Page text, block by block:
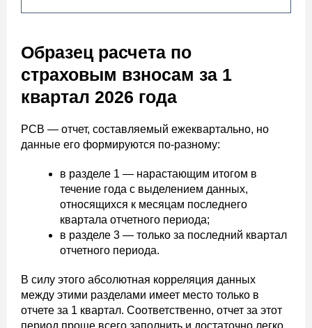
Образец расчета по
страховым взносам за 1
квартал 2026 года
РСВ — отчет, составляемый ежеквартально, но
данные его формируются по-разному:
в разделе 1 — нарастающим итогом в
течение года с выделением данных,
относящихся к месяцам последнего
квартала отчетного периода;
в разделе 3 — только за последний квартал
отчетного периода.
В силу этого абсолютная корреляция данных
между этими разделами имеет место только в
отчете за 1 квартал. Соответственно, отчет за этот